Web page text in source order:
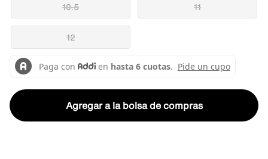
10.5 11
12
Agregar a la bolsa de compras